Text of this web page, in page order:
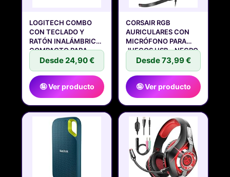
LOGITECH COMBO
CON TECLADO Y
RATÓN INALÁMBRICO
COMPACTO PARA
Desde 24,90 €
🤪 Ver producto
CORSAIR RGB
AURICULARES CON
MICRÓFONO PARA
JUEGOS USB - NEGRO
Desde 73,99 €
🤪 Ver producto